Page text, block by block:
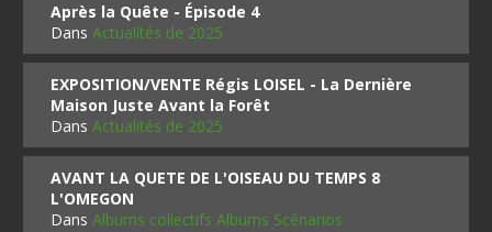
Après la Quête - Épisode 4
DansActualités de 2025
EXPOSITION/VENTE Régis LOISEL - La Dernière
Maison Juste Avant la Forêt
DansActualités de 2025
AVANT LA QUETE DE L'OISEAU DU TEMPS 8
L'OMEGON
DansAlbums collectifs Albums Scénarios